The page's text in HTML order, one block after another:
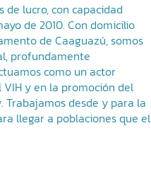
de lucro, con capacidad
de 2010. Con domicilio
de Caaguazú, somos
profundamente
como un actor
y en la promoción del
desde y para la
llegar a poblaciones que el